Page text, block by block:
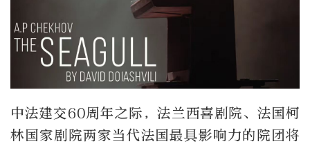
中法建交60周年之际，法兰西喜剧院、法国柯
林国家剧院两家当代法国最具影响力的院团将